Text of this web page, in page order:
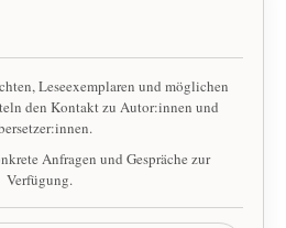
Leseexemplaren und möglichen
den Kontakt zu Autor:innen und
Anfragen und Gespräche zur
Verfügung.